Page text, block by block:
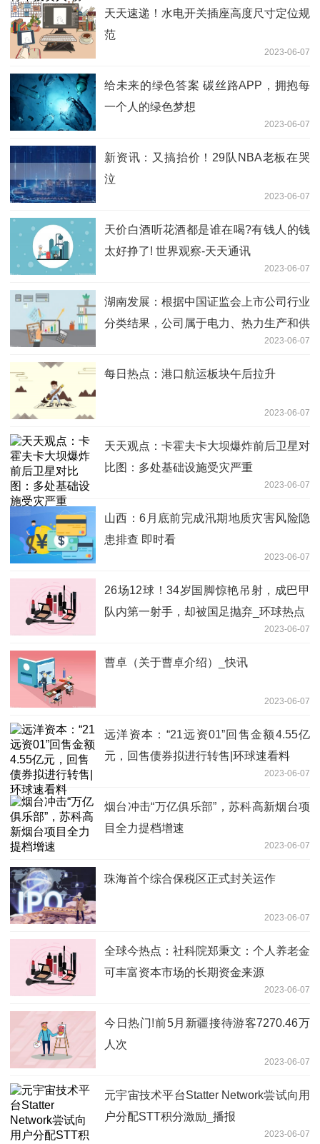
天天速递！水电开关插座高度尺寸定位规
范
2023-06-07
给未来的绿色答案 碳丝路APP，拥抱每
一个人的绿色梦想
2023-06-07
新资讯：又搞抬价！29队NBA老板在哭
泣
2023-06-07
天价白酒听花酒都是谁在喝?有钱人的钱
太好挣了! 世界观察-天天通讯
2023-06-07
湖南发展：根据中国证监会上市公司行业
分类结果，公司属于电力、热力生产和供
2023-06-07
每日热点：港口航运板块午后拉升
2023-06-07
天天观点：卡霍夫卡大坝爆炸前后卫星对
比图：多处基础设施受灾严重
2023-06-07
山西：6月底前完成汛期地质灾害风险隐
患排查 即时看
2023-06-07
26场12球！34岁国脚惊艳吊射，成巴甲
队内第一射手，却被国足抛弃_环球热点
2023-06-07
曹卓（关于曹卓介绍）_快讯
2023-06-07
远洋资本：“21远资01”回售金额4.55亿
元，回售债券拟进行转售|环球速看料
2023-06-07
烟台冲击“万亿俱乐部”，苏科高新烟台项
目全力提档增速
2023-06-07
珠海首个综合保税区正式封关运作
2023-06-07
全球今热点：社科院郑秉文：个人养老金
可丰富资本市场的长期资金来源
2023-06-07
今日热门!前5月新疆接待游客7270.46万
人次
2023-06-07
元宇宙技术平台Statter Network尝试向用
户分配STT积分激励_播报
2023-06-07